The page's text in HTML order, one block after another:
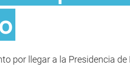
por llegar a la Presidencia de